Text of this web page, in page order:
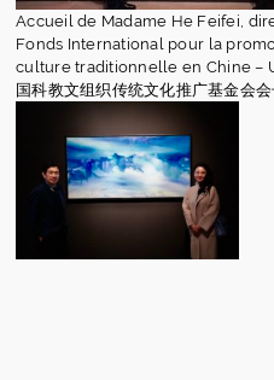
Accueil de Madame He Feifei,
Fonds International pour la
culture traditionnelle en Chine –
国科教文组织传统文化推广基金会